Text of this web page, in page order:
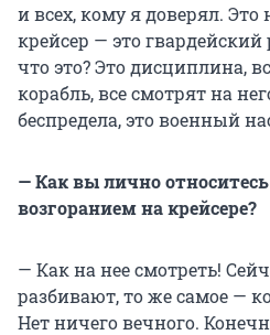
и всех, кому я доверял.
крейсер — это
что это? Это дисциплина,
корабль, все смотрят на
беспредела, это военный
— Как вы лично
возгоранием на крейсере?
— Как на нее смотреть!
разбивают, то же самое —
Нет ничего вечного.